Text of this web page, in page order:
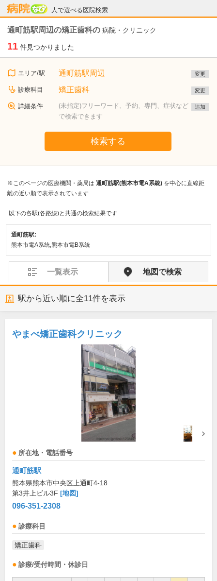
人で選べる医院検索
病院なび
通町筋駅周辺の矯正歯科の 病院・クリニック
11 件見つかりました
エリア/駅 通町筋駅周辺 変更
診療科目 矯正歯科 変更
詳細条件
(未指定)フリーワード、予約、専門、症状など
で検索できます
追加
検索する
※このページの医療機関・薬局は 通町筋駅(熊本市電A系統) を中心に直線距
離の近い順で表示されています
以下の各駅(各路線)と共通の検索結果です
通町筋駅:
熊本市電A系統,熊本市電B系統
一覧表示 地図で検索
駅から近い順に全11件を表示
やまべ矯正歯科クリニック
所在地・電話番号
通町筋駅
熊本県熊本市中央区上通町4-18
第3井上ビル3F [地図]
096-351-2308
診療科目
矯正歯科
診療/受付時間・休診日